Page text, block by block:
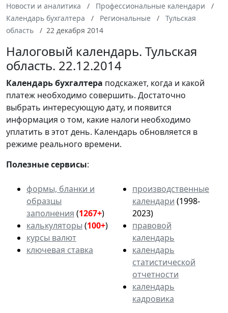
Новости и аналитика
Профессиональные календари
Календарь бухгалтера
Региональные
Тульская
область
22 декабря 2014
Налоговый календарь. Тульская
область. 22.12.2014
Календарьбухгалтера подскажет, когда и какой
платеж необходимо совершить. Достаточно
выбрать интересующую дату, и появится
информация о том, какие налоги необходимо
уплатить в этот день. Календарь обновляется в
режиме реального времени.
Полезные сервисы:
формы, бланки и
образцы
заполнения (1267+)
калькуляторы (100+)
курсы валют
ключевая ставка
производственные
календари (1998-
2023)
правовой
календарь
календарь
статистической
отчетности
календарь
кадровика